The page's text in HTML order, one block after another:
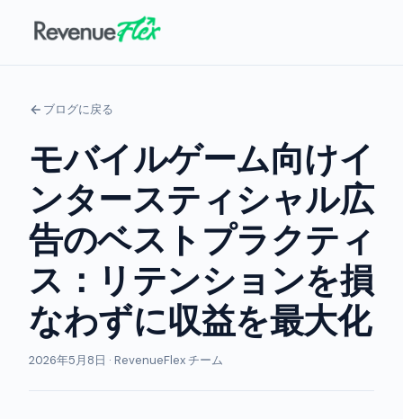
ブログに戻る
モバイルゲーム向けイ
ンタースティシャル広
告のベストプラクティ
ス：リテンションを損
なわずに収益を最大化
2026年5月8日 · RevenueFlex チーム